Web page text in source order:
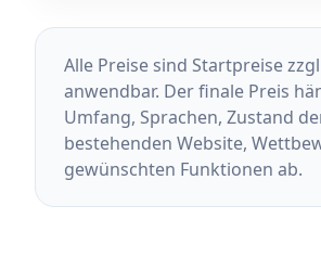
Alle Preise sind Startpreise
anwendbar. Der finale Preis
Umfang, Sprachen, Zustand
bestehenden Website,
gewünschten Funktionen ab.